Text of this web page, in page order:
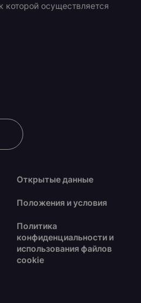
осуществляется
Открытые данные
Положения и условия
Политика
конфиденциальности и
использования файлов
cookie